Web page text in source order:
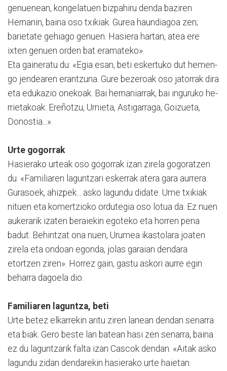
genuenean, kongelatuen bizpahiru denda baziren
Hernanin, baina oso txikiak. Gurea haundiagoa zen;
barietate gehiago genuen. Hasiera hartan, atea ere
ixten genuen orden bat eramateko».
Eta gaineratu du: «Egia esan, beti eskertuko dut he­men­
go jendearen erantzuna. Gu­re bezeroak oso jatorrak di­ra
eta edukazio onekoak. Bai her­naniarrak, bai inguruko he­
rrie­takoak: Ereñotzu, Urnieta, Asti­garraga, Goizueta,
Donostia...».
Urte gogorrak
Hasierako urteak oso gogorrak izan zirela gogoratzen
du. «Fa­miliaren laguntzari eskerrak ate­ra gara aurrera.
Gurasoek, ahizpek... asko lagundu didate. Ume txikiak
nituen eta komer­tzioko ordutegia oso lotua da. Ez nuen
aukerarik izaten be­raiekin egoteko eta horren pe­na
badut. Behintzat ona nuen, Urumea ikastolara joaten
zirela eta ondoan egonda, jolas garai­an dendara
etortzen ziren». Horrez gain, gastu askori aurre egin
beharra dagoela dio.
Familiaren laguntza, beti
Urte betez elkarrekin aritu ziren lanean dendan senarra
eta biak. Gero beste lan batean hasi zen senarra, baina
ez du laguntzarik falta izan Cascok dendan. «Aitak asko
lagundu zidan dendarekin hasierako urte haietan.